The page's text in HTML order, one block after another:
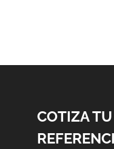
COTIZA TU